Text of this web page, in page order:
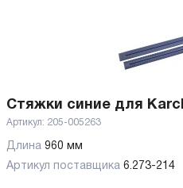
Стяжки синие для
Артикул: 205-005263
Длина 960 мм
Артикул поставщика 6.273-214